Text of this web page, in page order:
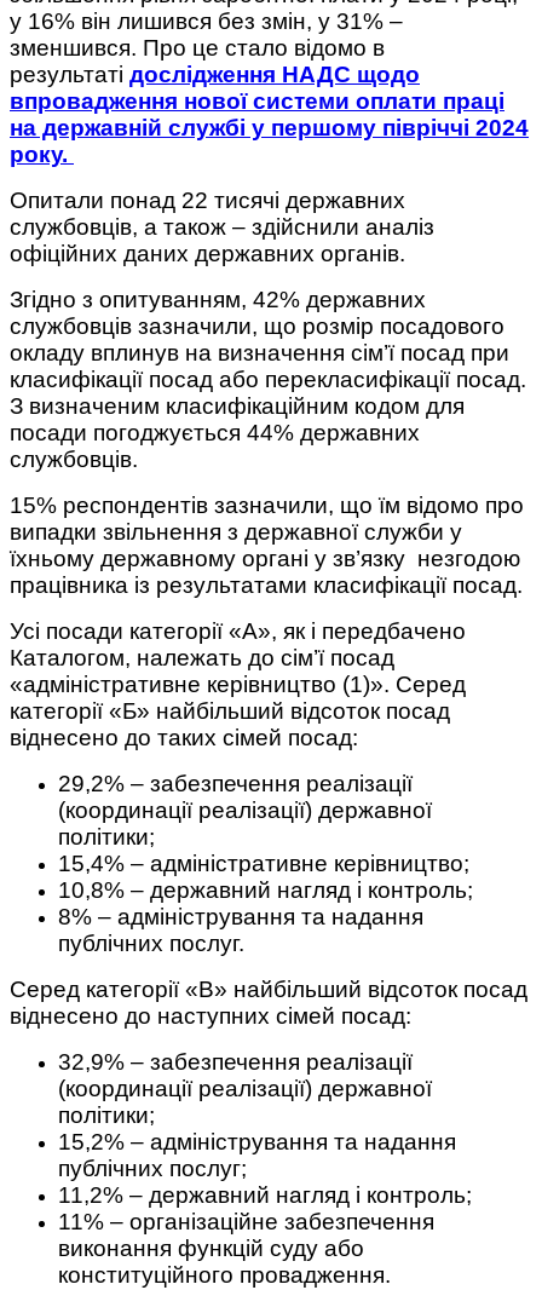
у 16% він лишився без змін, у 31% –
зменшився. Про це стало відомо в
результаті дослідження НАДС щодо
впровадження нової системи оплати праці
на державній службі у першому півріччі 2024
року.
Опитали понад 22 тисячі державних
службовців, а також – здійснили аналіз
офіційних даних державних органів.
Згідно з опитуванням, 42% державних
службовців зазначили, що розмір посадового
окладу вплинув на визначення сім’ї посад при
класифікації посад або перекласифікації посад.
З визначеним класифікаційним кодом для
посади погоджується 44% державних
службовців.
15% респондентів зазначили, що їм відомо про
випадки звільнення з державної служби у
їхньому державному органі у зв’язку незгодою
працівника із результатами класифікації посад.
Усі посади категорії «А», як і передбачено
Каталогом, належать до сім’ї посад
«адміністративне керівництво (1)». Серед
категорії «Б» найбільший відсоток посад
віднесено до таких сімей посад:
29,2% – забезпечення реалізації
(координації реалізації) державної
політики;
15,4% – адміністративне керівництво;
10,8% – державний нагляд і контроль;
8% – адміністрування та надання
публічних послуг.
Серед категорії «В» найбільший відсоток посад
віднесено до наступних сімей посад:
32,9% – забезпечення реалізації
(координації реалізації) державної
політики;
15,2% – адміністрування та надання
публічних послуг;
11,2% – державний нагляд і контроль;
11% – організаційне забезпечення
виконання функцій суду або
конституційного провадження.